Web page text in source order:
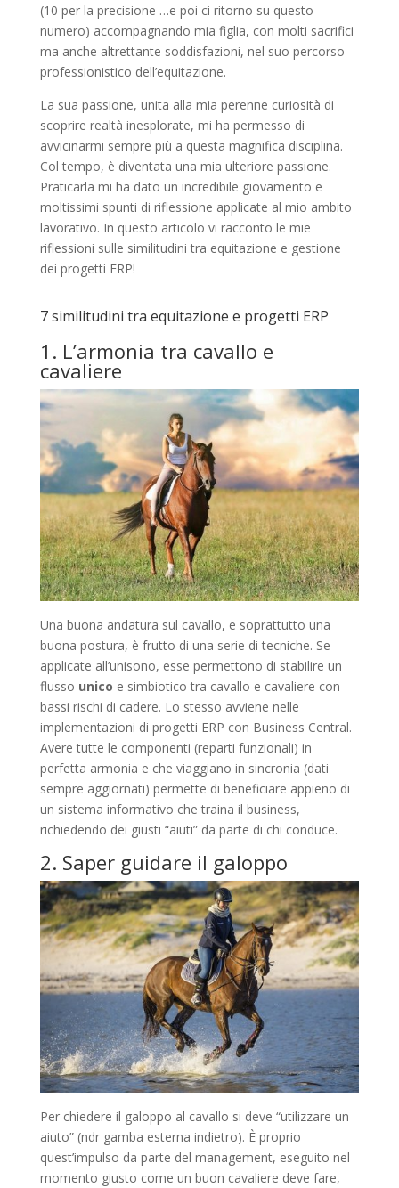
(10 per la precisione …e poi ci ritorno su questo
numero) accompagnando mia figlia, con molti sacrifici
ma anche altrettante soddisfazioni, nel suo percorso
professionistico dell’equitazione.
La sua passione, unita alla mia perenne curiosità di
scoprire realtà inesplorate, mi ha permesso di
avvicinarmi sempre più a questa magnifica disciplina.
Col tempo, è diventata una mia ulteriore passione.
Praticarla mi ha dato un incredibile giovamento e
moltissimi spunti di riflessione applicate al mio ambito
lavorativo. In questo articolo vi racconto le mie
riflessioni sulle similitudini tra equitazione e gestione
dei progetti ERP!
7 similitudini tra equitazione e progetti ERP
1. L’armonia tra cavallo e
cavaliere
Una buona andatura sul cavallo, e soprattutto una
buona postura, è frutto di una serie di tecniche. Se
applicate all’unisono, esse permettono di stabilire un
flusso unico e simbiotico tra cavallo e cavaliere con
bassi rischi di cadere. Lo stesso avviene nelle
implementazioni di progetti ERP con Business Central.
Avere tutte le componenti (reparti funzionali) in
perfetta armonia e che viaggiano in sincronia (dati
sempre aggiornati) permette di beneficiare appieno di
un sistema informativo che traina il business,
richiedendo dei giusti “aiuti” da parte di chi conduce.
2. Saper guidare il galoppo
Per chiedere il galoppo al cavallo si deve “utilizzare un
aiuto” (ndr gamba esterna indietro). È proprio
quest’impulso da parte del management, eseguito nel
momento giusto come un buon cavaliere deve fare,